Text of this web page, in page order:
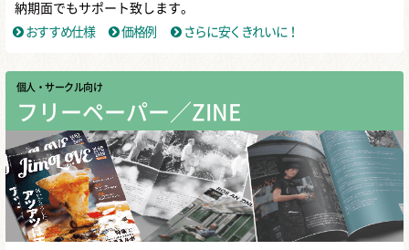
納期面でもサポート致します。
おすすめ仕様
価格例 さらに安くきれいに！
個人・サークル向け
フリーペーパー／ZINE